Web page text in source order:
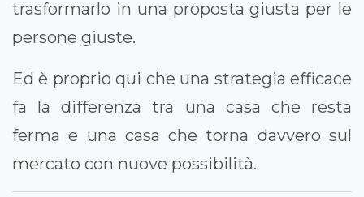
trasformarlo in una proposta giusta per le
persone giuste.
Ed è proprio qui che una strategia efficace
fa la differenza tra una casa che resta
ferma e una casa che torna davvero sul
mercato con nuove possibilità.